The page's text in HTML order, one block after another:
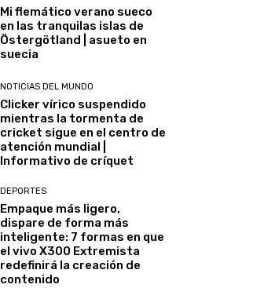
Mi flemático verano sueco
en las tranquilas islas de
Östergötland | asueto en
suecia
NOTICIAS DEL MUNDO
Clicker vírico suspendido
mientras la tormenta de
cricket sigue en el centro de
atención mundial |
Informativo de críquet
DEPORTES
Empaque más ligero,
dispare de forma más
inteligente: 7 formas en que
el vivo X300 Extremista
redefinirá la creación de
contenido